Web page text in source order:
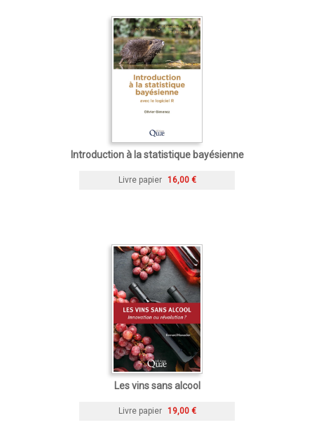
Introduction à la statistique bayésienne
Livre papier 16,00 €
Les vins sans alcool
Livre papier 19,00 €